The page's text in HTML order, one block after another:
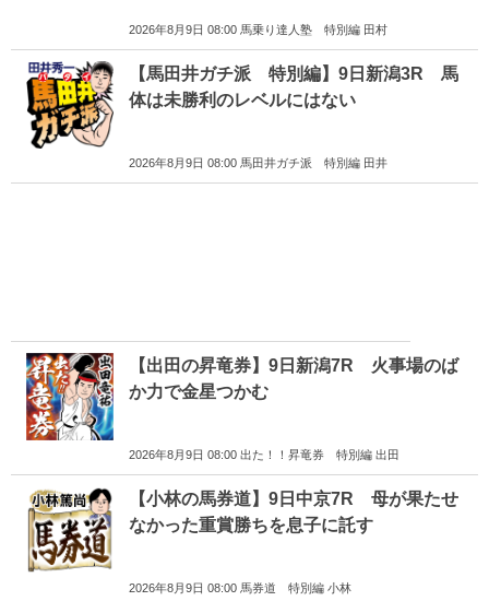
2026年8月9日 08:00 馬乗り達人塾 特別編 田村
【馬田井ガチ派 特別編】9日新潟3R 馬
体は未勝利のレベルにはない
2026年8月9日 08:00 馬田井ガチ派 特別編 田井
【出田の昇竜券】9日新潟7R 火事場のば
か力で金星つかむ
2026年8月9日 08:00 出た！！昇竜券 特別編 出田
【小林の馬券道】9日中京7R 母が果たせ
なかった重賞勝ちを息子に託す
2026年8月9日 08:00 馬券道 特別編 小林